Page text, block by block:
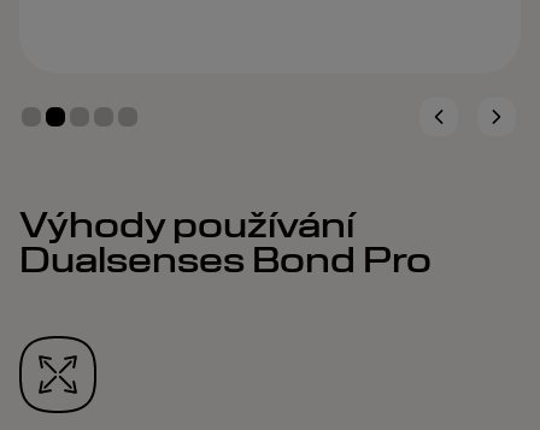
Výhody používání
Dualsenses Bond Pro